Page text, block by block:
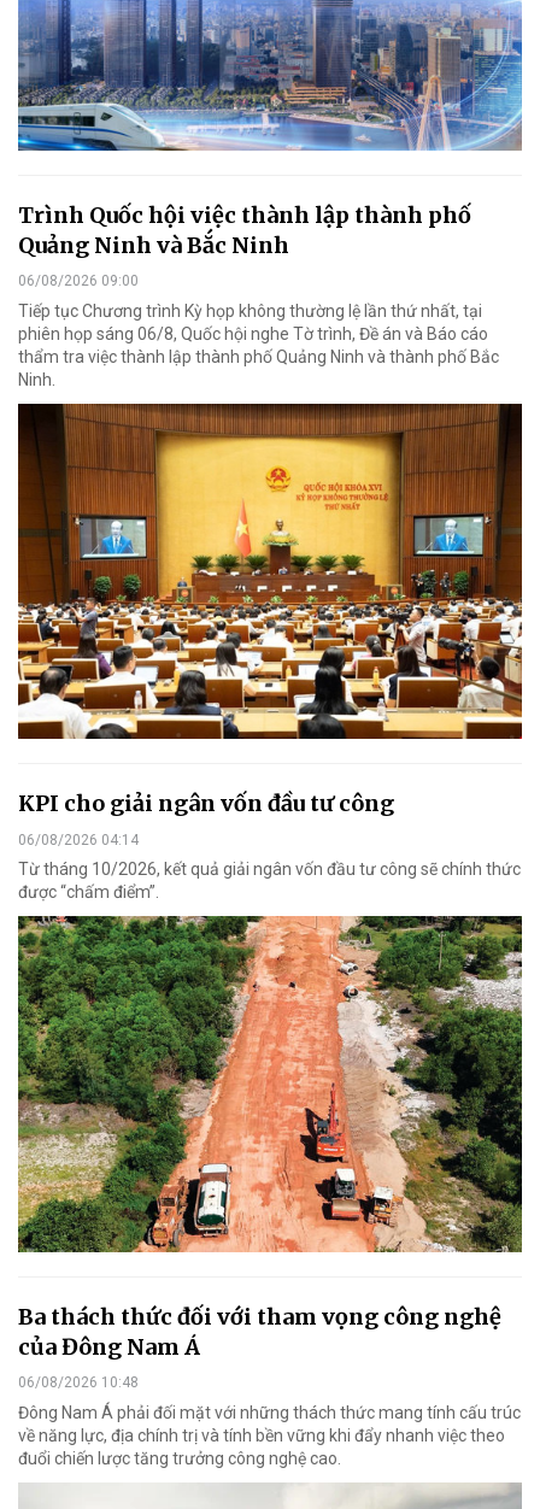
Trình Quốc hội việc thành lập thành phố
Quảng Ninh và Bắc Ninh
06/08/2026 09:00
Tiếp tục Chương trình Kỳ họp không thường lệ lần thứ nhất, tại
phiên họp sáng 06/8, Quốc hội nghe Tờ trình, Đề án và Báo cáo
thẩm tra việc thành lập thành phố Quảng Ninh và thành phố Bắc
Ninh.
KPI cho giải ngân vốn đầu tư công
06/08/2026 04:14
Từ tháng 10/2026, kết quả giải ngân vốn đầu tư công sẽ chính thức
được “chấm điểm”.
Ba thách thức đối với tham vọng công nghệ
của Đông Nam Á
06/08/2026 10:48
Đông Nam Á phải đối mặt với những thách thức mang tính cấu trúc
về năng lực, địa chính trị và tính bền vững khi đẩy nhanh việc theo
đuổi chiến lược tăng trưởng công nghệ cao.